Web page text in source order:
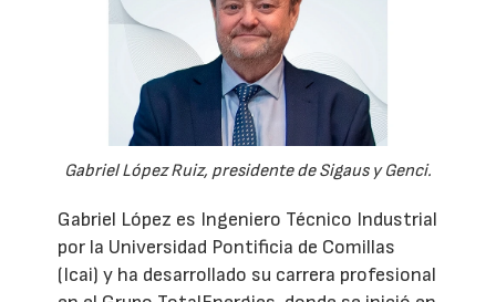
Gabriel López Ruiz, presidente de Sigaus y Genci.
Gabriel López es Ingeniero Técnico Industrial
por la Universidad Pontificia de Comillas
(Icai) y ha desarrollado su carrera profesional